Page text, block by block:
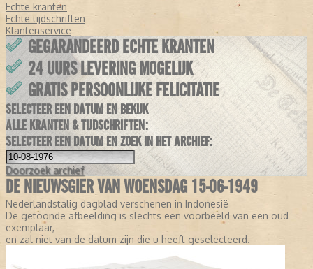
Echte kranten
Echte tijdschriften
Klantenservice
GEGARANDEERD ECHTE KRANTEN
24 UURS LEVERING MOGELIJK
GRATIS PERSOONLIJKE FELICITATIE
SELECTEER EEN DATUM EN BEKIJK
ALLE KRANTEN & TIJDSCHRIFTEN:
SELECTEER EEN DATUM EN ZOEK IN HET ARCHIEF:
Doorzoek archief
DE NIEUWSGIER VAN WOENSDAG 15-06-1949
Nederlandstalig dagblad verschenen in Indonesië
De getoonde afbeelding is slechts een voorbeeld van een oud
exemplaar,
en zal niet van de datum zijn die u heeft geselecteerd.